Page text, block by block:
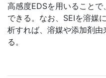
高感度EDSを用いること
できる。なお、SEIを溶媒
析すれば、溶媒や添加剤
る。